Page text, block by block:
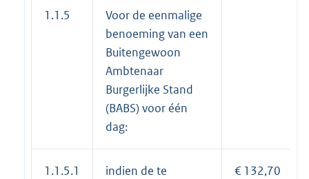
1.1.5
Voor de eenmalige
benoeming van een
Buitengewoon
Ambtenaar
Burgerlijke Stand
(BABS) voor één
dag:
1.1.5.1
indien de te
€ 132,70